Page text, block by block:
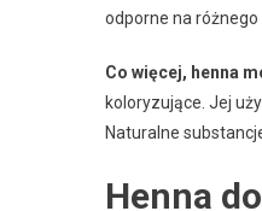
odporne na
Co więcej, henna
koloryzujące. Jej
Naturalne
Henna